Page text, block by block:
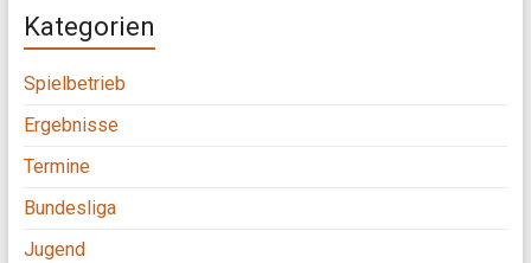
Kategorien
Spielbetrieb
Ergebnisse
Termine
Bundesliga
Jugend